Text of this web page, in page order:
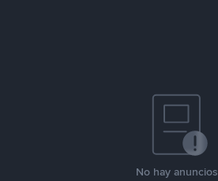
No hay anuncios